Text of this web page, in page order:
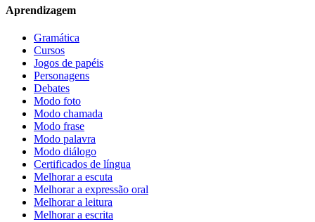
Aprendizagem
Gramática
Cursos
Jogos de papéis
Personagens
Debates
Modo foto
Modo chamada
Modo frase
Modo palavra
Modo diálogo
Certificados de língua
Melhorar a escuta
Melhorar a expressão oral
Melhorar a leitura
Melhorar a escrita